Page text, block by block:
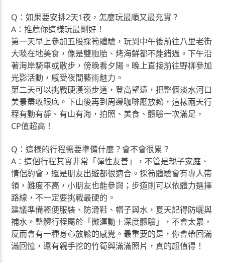
Q：如果要安排2天1夜，怎麼玩最順又最充實？
A：推薦你這樣玩最剛好！
第一天早上參加五股採筍體驗，玩到中午後前往八里老街
大啖在地美食，像是雙胞胎、烤海鮮都不能錯過。下午沿
著海岸騎車或散步，傍晚看夕陽。晚上直接前往野柳參加
光影活動，感受夜間藝術魅力。
第二天可以挑戰硬漢嶺步道，登高望遠，把整個淡水河口
美景盡收眼底。下山後再到周邊咖啡廳放鬆，這樣兩天行
程有動有靜、有山有海，拍照、美食、體驗一次滿足，
CP值超高！
Q：這樣的行程需要準備什麼？會不會很累？
A：這個行程其實非常「彈性友善」，不管是親子家庭、
情侶約會，還是朋友出遊都很適合。採筍體驗會有專人帶
領，難度不高，小朋友也能參與；步道則可以依體力選擇
路線，不一定要挑戰最硬的。
建議準備輕便服裝、防滑鞋、帽子與水，夏天記得防曬與
補水。整體行程屬於「微運動＋深度體驗」，不會太累，
反而會有一種身心放鬆的感覺。最重要的是，你會帶回滿
滿回憶，還有親手挖的竹筍與滿滿照片，真的超值得！